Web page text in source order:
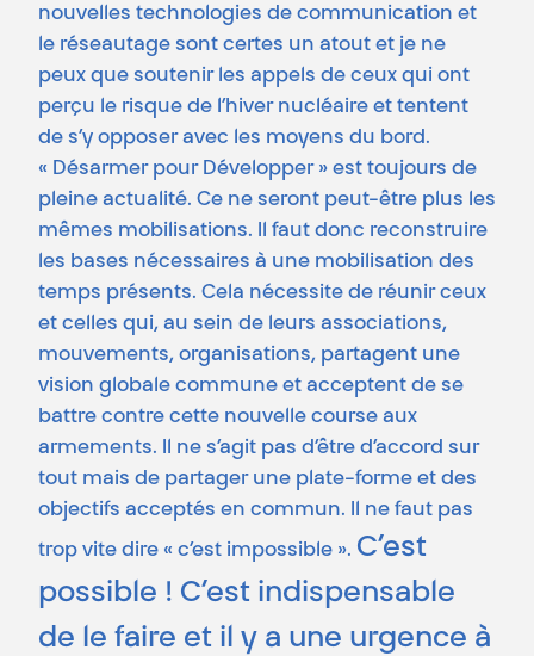
nouvelles technologies de communication et
le réseautage sont certes un atout et je ne
peux que soutenir les appels de ceux qui ont
perçu le risque de l’hiver nucléaire et tentent
de s’y opposer avec les moyens du bord.
« Désarmer pour Développer » est toujours de
pleine actualité. Ce ne seront peut-être plus les
mêmes mobilisations. Il faut donc reconstruire
les bases nécessaires à une mobilisation des
temps présents. Cela nécessite de réunir ceux
et celles qui, au sein de leurs associations,
mouvements, organisations, partagent une
vision globale commune et acceptent de se
battre contre cette nouvelle course aux
armements. Il ne s’agit pas d’être d’accord sur
tout mais de partager une plate-forme et des
objectifs acceptés en commun. Il ne faut pas
trop vite dire « c’est impossible ». C’est
possible ! C’est indispensable
de le faire et il y a une urgence à